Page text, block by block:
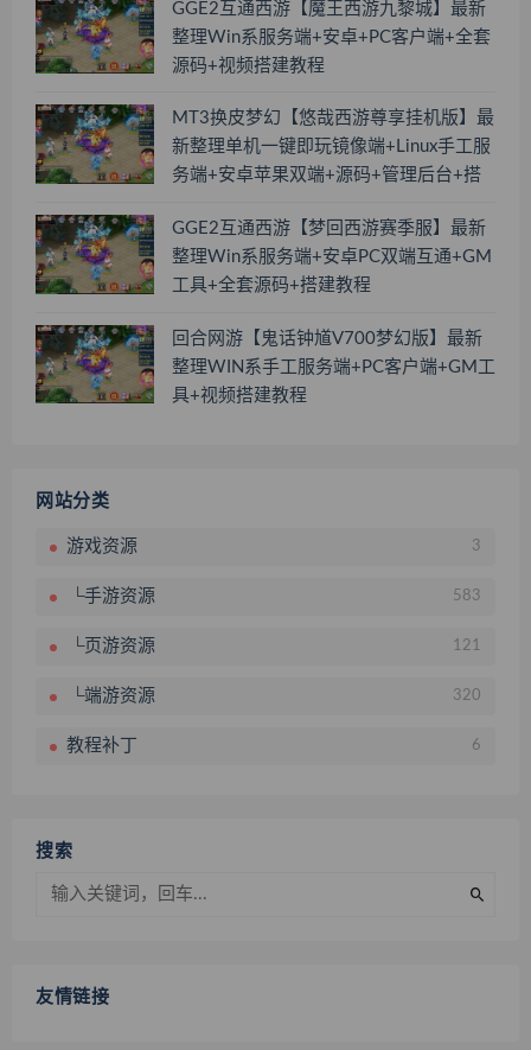
GGE2互通西游【魔王西游九黎城】最新
整理Win系服务端+安卓+PC客户端+全套
源码+视频搭建教程
MT3换皮梦幻【悠哉西游尊享挂机版】最
新整理单机一键即玩镜像端+Linux手工服
务端+安卓苹果双端+源码+管理后台+搭
GGE2互通西游【梦回西游赛季服】最新
整理Win系服务端+安卓PC双端互通+GM
工具+全套源码+搭建教程
回合网游【鬼话钟馗V700梦幻版】最新
整理WIN系手工服务端+PC客户端+GM工
具+视频搭建教程
网站分类
游戏资源 3
└手游资源 583
└页游资源 121
└端游资源 320
教程补丁 6
搜索
友情链接